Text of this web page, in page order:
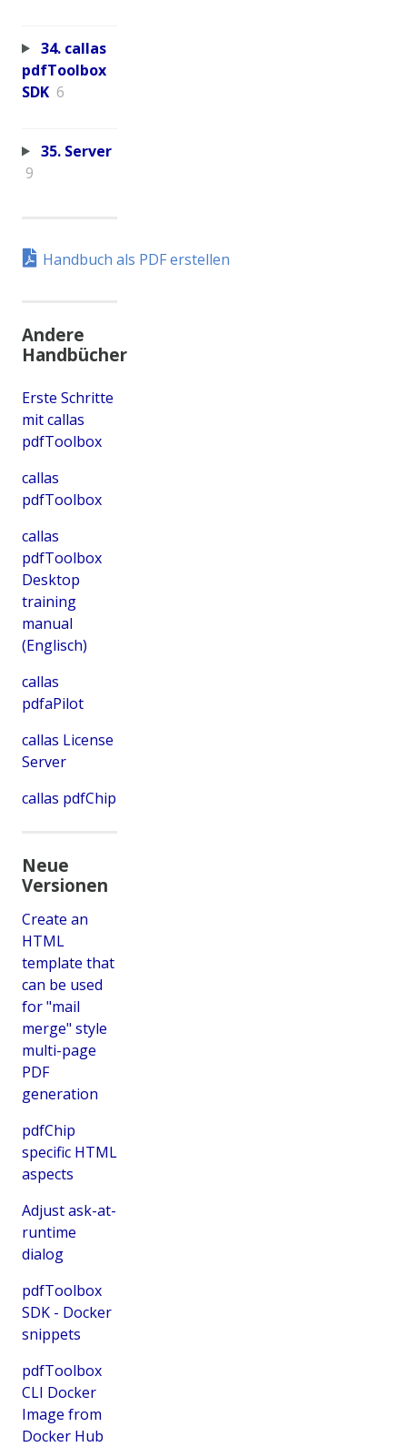
34. callas
pdfToolbox
SDK 6
35. Server
9
Handbuch als PDF erstellen
Andere
Handbücher
Erste Schritte
mit callas
pdfToolbox
callas
pdfToolbox
callas
pdfToolbox
Desktop
training
manual
(Englisch)
callas
pdfaPilot
callas License
Server
callas pdfChip
Neue
Versionen
Create an
HTML
template that
can be used
for "mail
merge" style
multi-page
PDF
generation
pdfChip
specific HTML
aspects
Adjust ask-at-
runtime
dialog
pdfToolbox
SDK - Docker
snippets
pdfToolbox
CLI Docker
Image from
Docker Hub